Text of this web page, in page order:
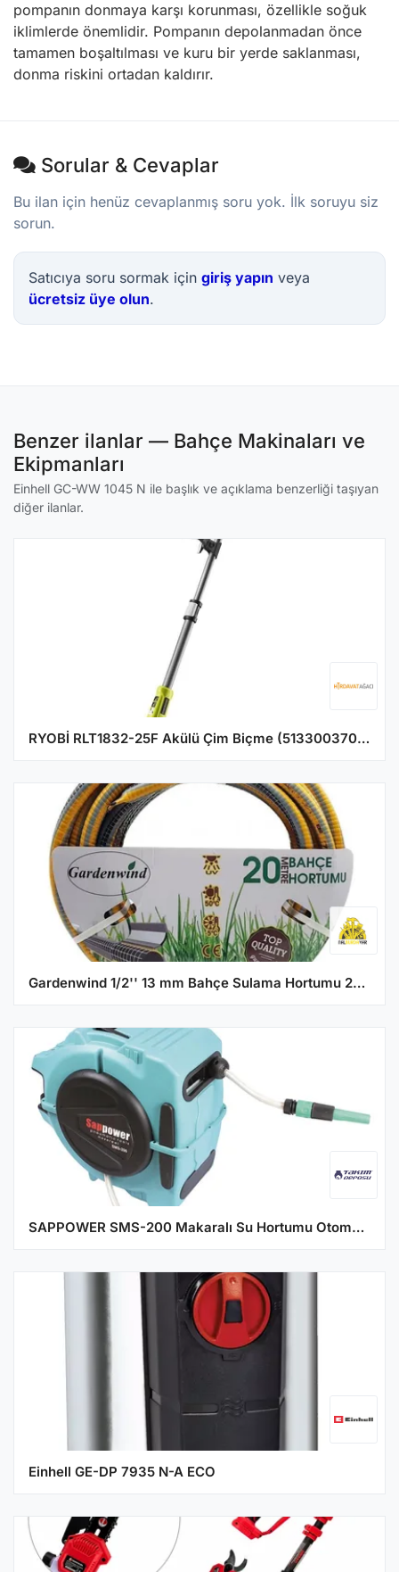
pompanın donmaya karşı korunması, özellikle soğuk
iklimlerde önemlidir. Pompanın depolanmadan önce
tamamen boşaltılması ve kuru bir yerde saklanması,
donma riskini ortadan kaldırır.
Sorular & Cevaplar
Bu ilan için henüz cevaplanmış soru yok. İlk soruyu siz
sorun.
Satıcıya soru sormak için giriş yapın veya
ücretsiz üye olun.
Benzer ilanlar — Bahçe Makinaları ve
Ekipmanları
Einhell GC-WW 1045 N ile başlık ve açıklama benzerliği taşıyan
diğer ilanlar.
RYOBİ RLT1832-25F Akülü Çim Biçme (5133003709)
Gardenwind 1/2'' 13 mm Bahçe Sulama Hortumu 20 metre
SAPPOWER SMS-200 Makaralı Su Hortumu Otomatik Sarımlı Bahçe Hortumu 20 Metre
Einhell GE-DP 7935 N-A ECO